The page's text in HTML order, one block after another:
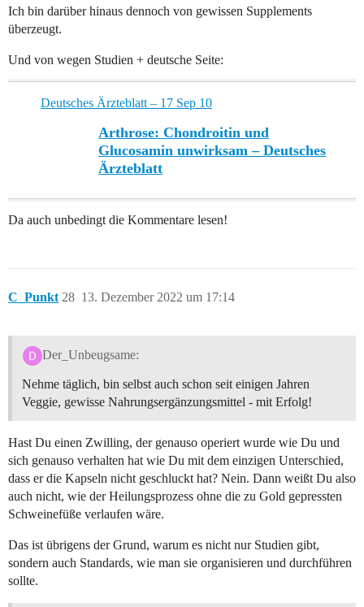
Ich bin darüber hinaus dennoch von gewissen Supplements
überzeugt.
Und von wegen Studien + deutsche Seite:
Deutsches Ärzteblatt – 17 Sep 10
Arthrose: Chondroitin und
Glucosamin unwirksam – Deutsches
Ärzteblatt
Da auch unbedingt die Kommentare lesen!
C_Punkt 13. Dezember 2022 um 17:14
28
Der_Unbeugsame:
Nehme täglich, bin selbst auch schon seit einigen Jahren
Veggie, gewisse Nahrungsergänzungsmittel - mit Erfolg!
Hast Du einen Zwilling, der genauso operiert wurde wie Du und
sich genauso verhalten hat wie Du mit dem einzigen Unterschied,
dass er die Kapseln nicht geschluckt hat? Nein. Dann weißt Du also
auch nicht, wie der Heilungsprozess ohne die zu Gold gepressten
Schweinefüße verlaufen wäre.
Das ist übrigens der Grund, warum es nicht nur Studien gibt,
sondern auch Standards, wie man sie organisieren und durchführen
sollte.